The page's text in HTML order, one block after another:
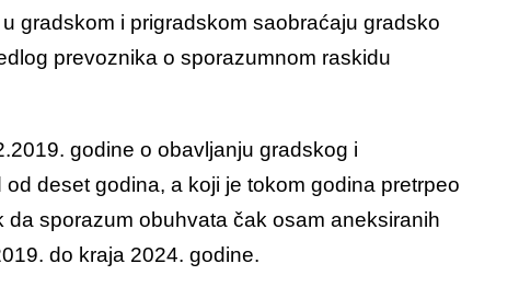
gradskom i prigradskom saobraćaju gradsko
prevoznika o sporazumnom raskidu
godine o obavljanju gradskog i
deset godina, a koji je tokom godina pretrpeo
sporazum obuhvata čak osam aneksiranih
do kraja 2024. godine.